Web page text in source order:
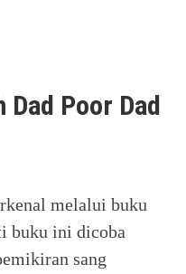
Dad Poor Dad
melalui buku
buku ini dicoba
sang